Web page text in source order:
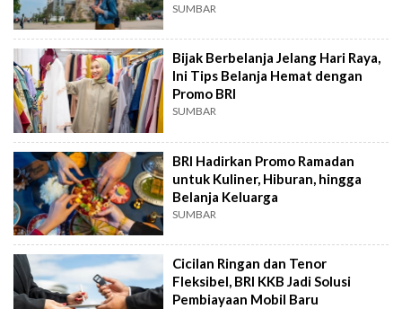
SUMBAR
Bijak Berbelanja Jelang Hari Raya,
Ini Tips Belanja Hemat dengan
Promo BRI
SUMBAR
BRI Hadirkan Promo Ramadan
untuk Kuliner, Hiburan, hingga
Belanja Keluarga
SUMBAR
Cicilan Ringan dan Tenor
Fleksibel, BRI KKB Jadi Solusi
Pembiayaan Mobil Baru